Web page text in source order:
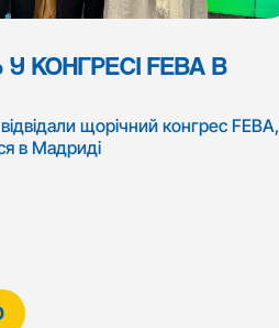
КОНГРЕСІ FEBA В
щорічний конгрес FEBA,
в Мадриді